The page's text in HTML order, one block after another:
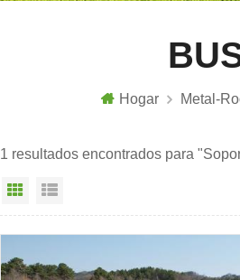
Hogar Metal-
1 resultados encontrados para
Vista en cuadrícula